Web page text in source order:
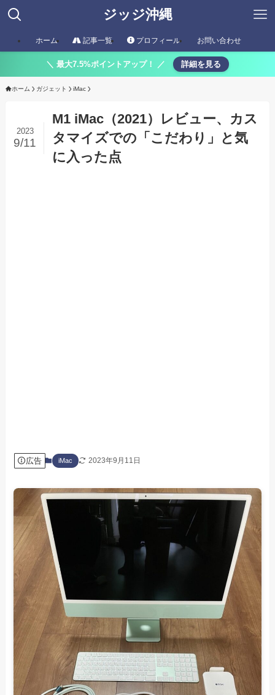
ジッジ沖縄
ホーム 記事一覧 プロフィール お問い合わせ
＼ 最大7.5%ポイントアップ！ ／ 詳細を見る
ホーム ガジェット iMac
M1 iMac（2021）レビュー、カス
タマイズでの「こだわり」と気
に入った点
2023
9/11
広告 iMac 2023年9月11日